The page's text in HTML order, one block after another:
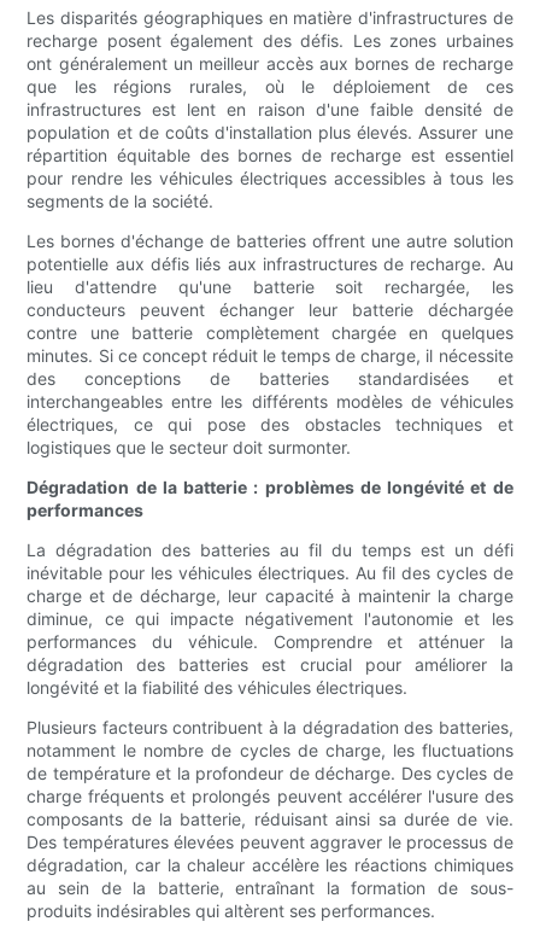
Les disparités géographiques en matière d'infrastructures de
recharge posent également des défis. Les zones urbaines
ont généralement un meilleur accès aux bornes de recharge
que les régions rurales, où le déploiement de ces
infrastructures est lent en raison d'une faible densité de
population et de coûts d'installation plus élevés. Assurer une
répartition équitable des bornes de recharge est essentiel
pour rendre les véhicules électriques accessibles à tous les
segments de la société.
Les bornes d'échange de batteries offrent une autre solution
potentielle aux défis liés aux infrastructures de recharge. Au
lieu d'attendre qu'une batterie soit rechargée, les
conducteurs peuvent échanger leur batterie déchargée
contre une batterie complètement chargée en quelques
minutes. Si ce concept réduit le temps de charge, il nécessite
des conceptions de batteries standardisées et
interchangeables entre les différents modèles de véhicules
électriques, ce qui pose des obstacles techniques et
logistiques que le secteur doit surmonter.
Dégradation de la batterie : problèmes de longévité et de
performances
La dégradation des batteries au fil du temps est un défi
inévitable pour les véhicules électriques. Au fil des cycles de
charge et de décharge, leur capacité à maintenir la charge
diminue, ce qui impacte négativement l'autonomie et les
performances du véhicule. Comprendre et atténuer la
dégradation des batteries est crucial pour améliorer la
longévité et la fiabilité des véhicules électriques.
Plusieurs facteurs contribuent à la dégradation des batteries,
notamment le nombre de cycles de charge, les fluctuations
de température et la profondeur de décharge. Des cycles de
charge fréquents et prolongés peuvent accélérer l'usure des
composants de la batterie, réduisant ainsi sa durée de vie.
Des températures élevées peuvent aggraver le processus de
dégradation, car la chaleur accélère les réactions chimiques
au sein de la batterie, entraînant la formation de sous-
produits indésirables qui altèrent ses performances.